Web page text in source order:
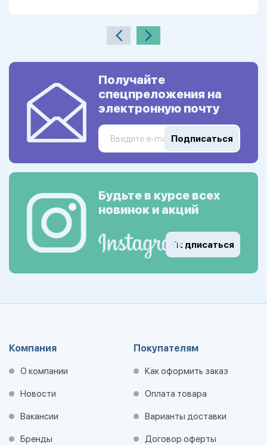
Получайте
спецпреложения на
электронную почту
Подписаться
Будьте в курсе всех
новинок и акций
Подписаться
Компания
О компании
Новости
Вакансии
Бренды
Покупателям
Как оформить заказ
Оплата товара
Варианты доставки
Договор оферты